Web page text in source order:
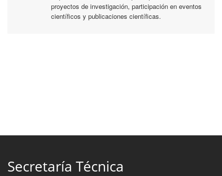
proyectos de investigación, participación en eventos
científicos y publicaciones científicas.
Secretaría Técnica